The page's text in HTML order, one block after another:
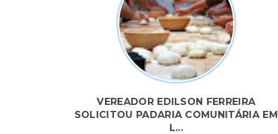
VEREADOR EDILSON FERREIRA
SOLICITOU PADARIA COMUNITÁRIA EM
L...